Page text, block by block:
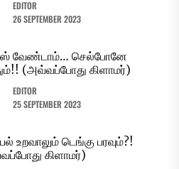
EDITOR
26 SEPTEMBER 2023
வேண்டாம்… செல்போனே
(அவ்வப்போது கிளாமர்)
EDITOR
25 SEPTEMBER 2023
உறவாலும் டெங்கு பரவும்?!
கிளாமர்)